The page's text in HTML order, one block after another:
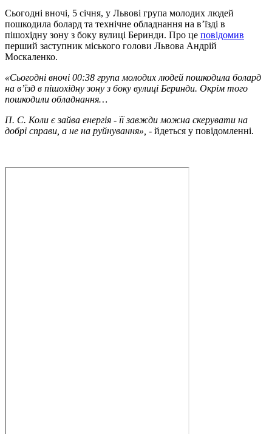
Сьогодні вночі, 5 січня, у Львові група молодих людей
пошкодила болард та технічне обладнання на вʼїзді в
пішохідну зону з боку вулиці Беринди. Про це повідомив
перший заступник міського голови Львова Андрій
Москаленко.
«Сьогодні вночі 00:38 група молодих людей пошкодила болард
на вʼїзд в пішохідну зону з боку вулиці Беринди. Окрім того
пошкодили обладнання…
П. С. Коли є зайва енергія - її завжди можна скерувати на
добрі справи, а не на руйнування», - йдеться у повідомленні.